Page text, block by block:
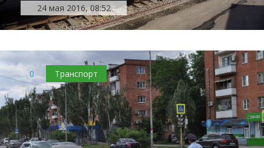
24 мая 2016, 08:52
0 Транспорт